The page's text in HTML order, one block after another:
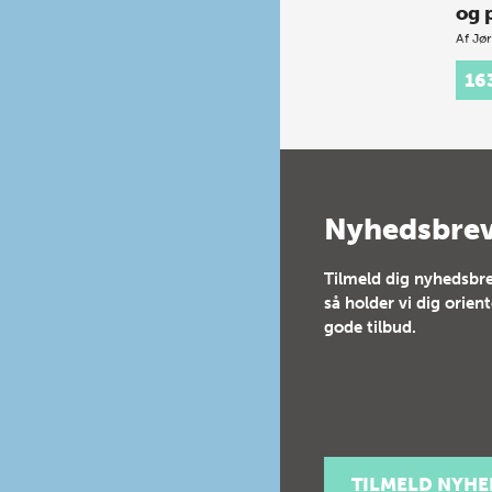
og
Af
Et
Tilmeld dig
så holder vi dig
gode tilbud.
TILMELD